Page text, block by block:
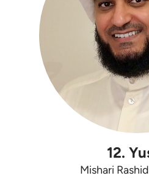
12.
Mishari